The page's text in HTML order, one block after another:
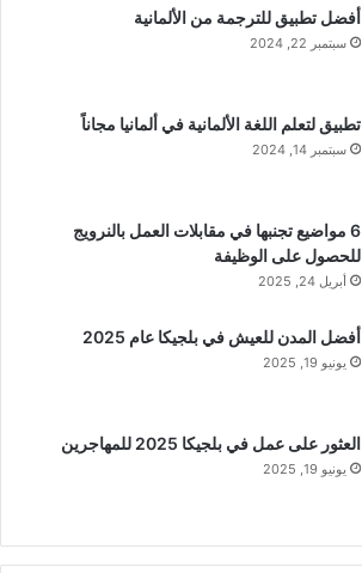
أفضل تطبيق للترجمة من الألمانية
سبتمبر 22, 2024
تطبيق لتعلم اللغة الألمانية في ألمانيا مجاناً
سبتمبر 14, 2024
6 مواضيع تجنبها في مقابلات العمل بالنرويج
للحصول على الوظيفة
أبريل 24, 2025
أفضل المدن للعيش في بلجيكا عام 2025
يونيو 19, 2025
العثور على عمل في بلجيكا 2025 للمهاجرين
يونيو 19, 2025